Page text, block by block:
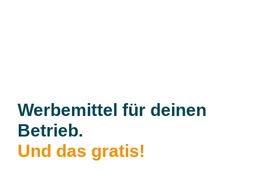
Werbemittel für deinen
Betrieb.
Und das gratis!